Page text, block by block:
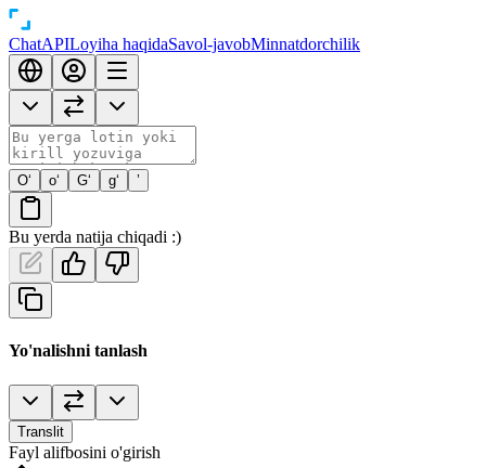
ChatAPILoyiha haqidaSavol-javobMinnatdorchilik
O‘ o‘ G‘ g‘ ’
Bu yerda natija chiqadi :)
Yo'nalishni tanlash
Translit
Fayl alifbosini o'girish